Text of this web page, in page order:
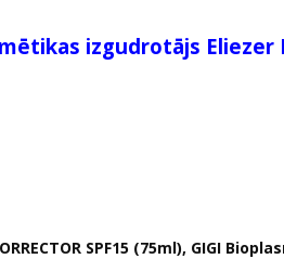
izgudrotājs Eliezer
SPF15 (75ml), GIGI